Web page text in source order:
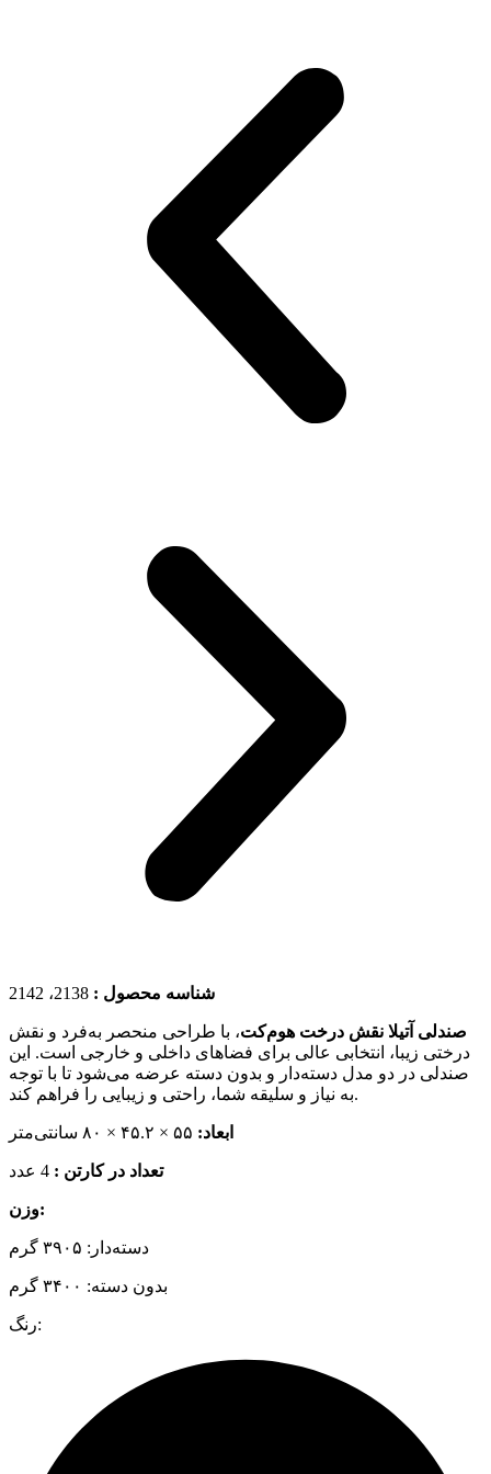
شناسه محصول : 2138، 2142
صندلی آتیلا نقش درخت هوم‌کت، با طراحی منحصر به‌فرد و نقش
درختی زیبا، انتخابی عالی برای فضاهای داخلی و خارجی است. این
صندلی در دو مدل دسته‌دار و بدون دسته عرضه می‌شود تا با توجه
به نیاز و سلیقه شما، راحتی و زیبایی را فراهم کند.
ابعاد:
تعداد در کارتن : 4 عدد
وزن:
دسته‌دار: ۳۹۰۵ گرم
بدون دسته: ۳۴۰۰ گرم
رنگ: